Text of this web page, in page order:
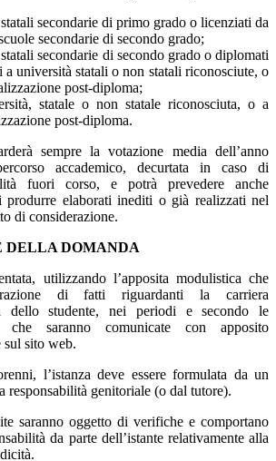
secondarie di primo grado o licenziati da
secondarie di secondo grado;
secondarie di secondo grado o diplomati
a università statali o non statali riconosciute, o
post-diploma;
statale o non statale riconosciuta, o a
post-diploma.
sempre la votazione media dell’anno
accademico, decurtata in caso di
fuori corso, e potrà prevedere anche
produrre elaborati inediti o già realizzati nel
di considerazione.
DELLA DOMANDA
utilizzando l’apposita modulistica che
di fatti riguardanti la carriera
dello studente, nei periodi e secondo le
che saranno comunicate con apposito
sul sito web.
l’istanza deve essere formulata da un
responsabilità genitoriale (o dal tutore).
saranno oggetto di verifiche e comportano
da parte dell’istante relativamente alla